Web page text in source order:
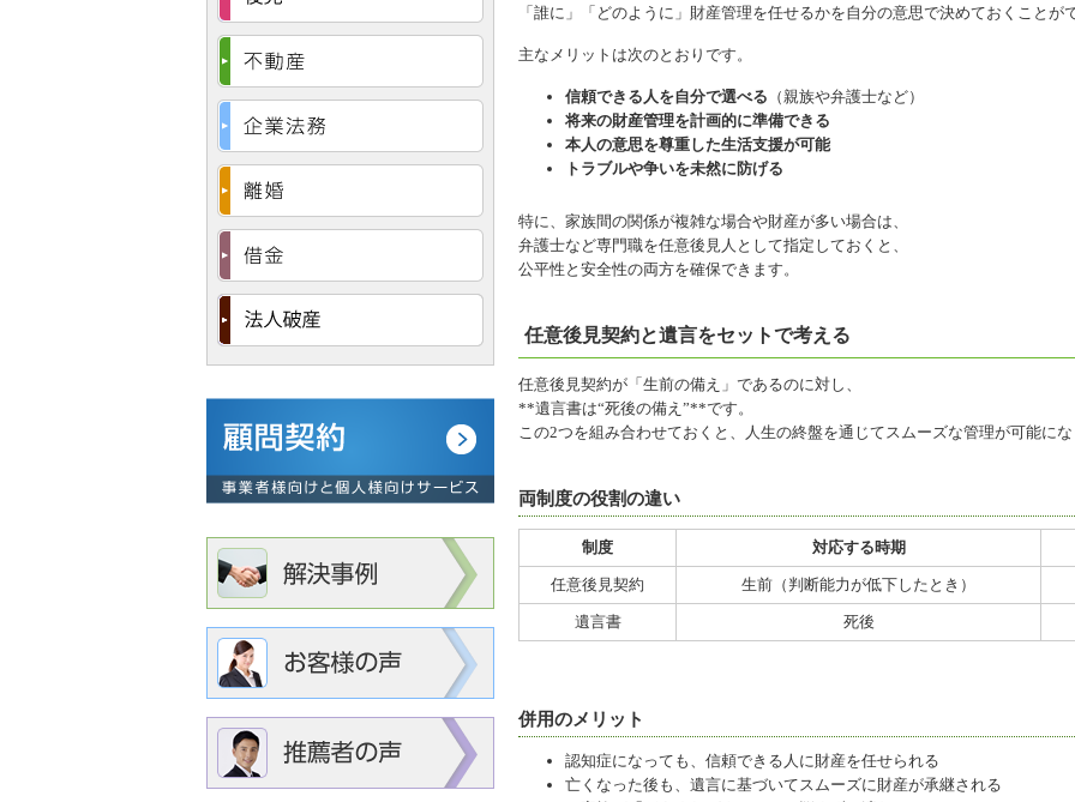
「誰に」「どのように」財産管理を任せるかを自分の意思で決めておくことが
主なメリットは次のとおりです。
信頼できる人を自分で選べる （親族や弁護士など）
将来の財産管理を計画的に準備できる
本人の意思を尊重した生活支援が可能
トラブルや争いを未然に防げる
特に、家族間の関係が複雑な場合や財産が多い場合は、
弁護士など専門職を任意後見人として指定しておくと、
公平性と安全性の両方を確保できます。
任意後見契約と遺言をセットで考える
任意後見契約が「生前の備え」であるのに対し、
**遺言書は“死後の備え”**です。
この2つを組み合わせておくと、人生の終盤を通じてスムーズな管理が可能にな
両制度の役割の違い
制度 対応する時期
任意後見契約 生前（判断能力が低下したとき）
遺言書 死後
併用のメリット
認知症になっても、信頼できる人に財産を任せられる
亡くなった後も、遺言に基づいてスムーズに財産が承継される